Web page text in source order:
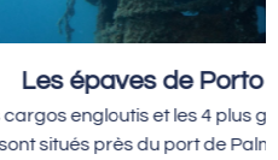
Porto Pi
4 plus grandes épaves de
de Palma à...